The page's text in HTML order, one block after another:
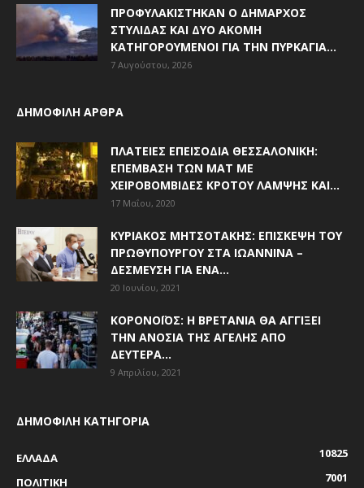
ΠΡΟΦΥΛΑΚΊΣΤΗΚΑΝ Ο ΔΉΜΑΡΧΟΣ
ΣΤΥΛΊΔΑΣ ΚΑΙ ΔΎΟ ΑΚΌΜΗ
ΚΑΤΗΓΟΡΟΎΜΕΝΟΙ ΓΙΑ ΤΗΝ ΠΥΡΚΑΓΙΆ...
7 Αυγούστου, 2026
ΔΗΜΟΦΙΛΗ ΑΡΘΡΑ
ΠΛΑΤΕΊΕΣ ΕΠΕΙΣΌΔΙΑ ΘΕΣΣΑΛΟΝΊΚΗ:
ΕΠΈΜΒΑΣΗ ΤΩΝ ΜΑΤ ΜΕ
ΧΕΙΡΟΒΟΜΒΊΔΕΣ ΚΡΌΤΟΥ ΛΆΜΨΗΣ ΚΑΙ...
17 Μαΐου, 2020
ΚΥΡΙΆΚΟΣ ΜΗΤΣΟΤΆΚΗΣ: ΕΠΊΣΚΕΨΗ ΤΟΥ
ΠΡΩΘΥΠΟΥΡΓΟΎ ΣΤΑ ΙΩΆΝΝΙΝΑ –
ΔΈΣΜΕΥΣΗ ΓΙΑ ΈΝΑ...
20 Ιουνίου, 2021
ΚΟΡΟΝΟΪΌΣ: Η ΒΡΕΤΑΝΊΑ ΘΑ ΑΓΓΊΞΕΙ
ΤΗΝ ΑΝΟΣΊΑ ΤΗΣ ΑΓΈΛΗΣ ΑΠΌ
ΔΕΥΤΈΡΑ...
9 Απριλίου, 2021
ΔΗΜΟΦΙΛΗ ΚΑΤΗΓΟΡΙΑ
ΕΛΛΑΔΑ
10825
ΠΟΛΙΤΙΚΗ
7001